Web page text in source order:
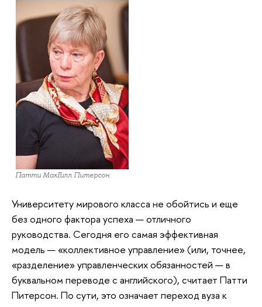
Патти МакГилл Питерсон
Университету мирового класса не обойтись и еще
без одного фактора успеха — отличного
руководства. Сегодня его самая эффективная
модель — «коллективное управление» (или, точнее,
«разделение» управленческих обязанностей — в
буквальном переводе с английского), считает Патти
Питерсон. По сути, это означает переход вуза к